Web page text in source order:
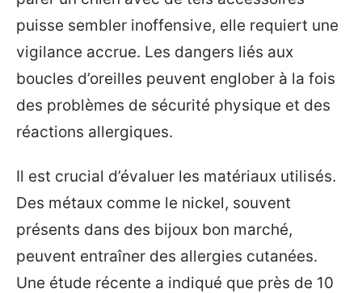
puisse sembler inoffensive, elle requiert une
vigilance accrue. Les dangers liés aux
boucles d’oreilles peuvent englober à la fois
des problèmes de sécurité physique et des
réactions allergiques.
Il est crucial d’évaluer les matériaux utilisés.
Des métaux comme le nickel, souvent
présents dans des bijoux bon marché,
peuvent entraîner des allergies cutanées.
Une étude récente a indiqué que près de 10